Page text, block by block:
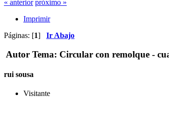
« anterior próximo »
Imprimir
Páginas: [1] Ir Abajo
Autor Tema: Circular con remolque -
rui sousa
Visitante